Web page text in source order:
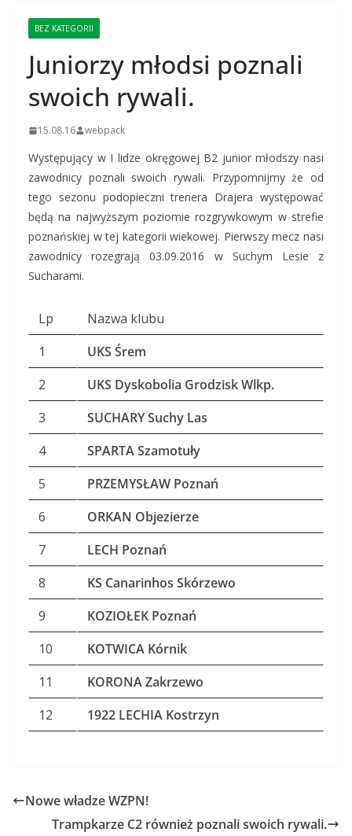
BEZ KATEGORII
Juniorzy młodsi poznali
swoich rywali.
15.08.16 webpack
Występujący w I lidze okręgowej B2 junior młodszy nasi
zawodnicy poznali swoich rywali. Przypomnijmy że od
tego sezonu podopieczni trenera Drajera występować
będą na najwyższym poziomie rozgrywkowym w strefie
poznańskiej w tej kategorii wiekowej. Pierwszy mecz nasi
zawodnicy rozegrają 03.09.2016 w Suchym Lesie z
Sucharami.
Lp
Nazwa klubu
1
UKS Śrem
2
UKS Dyskobolia Grodzisk Wlkp.
3
SUCHARY Suchy Las
4
SPARTA Szamotuły
5
PRZEMYSŁAW Poznań
6
ORKAN Objezierze
7
LECH Poznań
8
KS Canarinhos Skórzewo
9
KOZIOŁEK Poznań
10
KOTWICA Kórnik
11
KORONA Zakrzewo
12
1922 LECHIA Kostrzyn
Nowe władze WZPN!
Trampkarze C2 również poznali swoich rywali.